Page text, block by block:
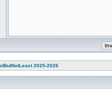
2025-2026